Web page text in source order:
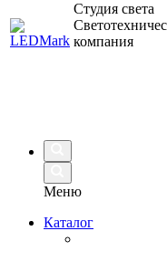
Студия света
компания
Меню
Каталог